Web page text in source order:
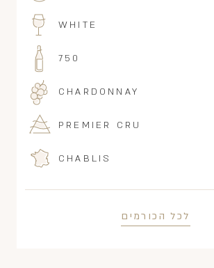
WHITE
750
CHARDONNAY
PREMIER CRU
CHABLIS
לכל הכורמים